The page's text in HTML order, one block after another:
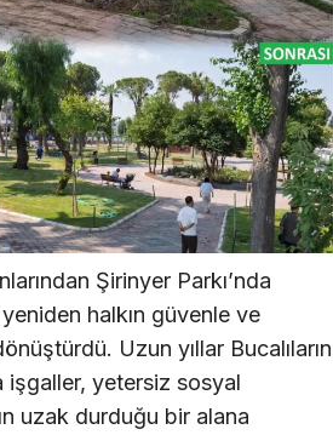
Şirinyer Parkı’nda
yeniden halkın güvenle ve
Uzun yıllar Bucalıların
işgaller, yetersiz sosyal
uzak durduğu bir alana